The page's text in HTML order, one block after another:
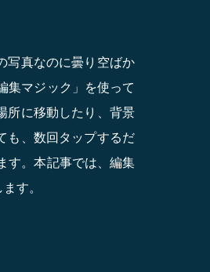
写真なのに曇り空ばか
集マジック」を使って
所に移動したり、背景
も、数回タップするだ
す。本記事では、編集
す。